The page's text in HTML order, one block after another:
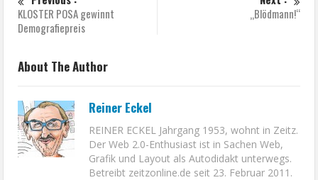
KLOSTER POSA gewinnt
Demografiepreis
„Blödmann!“
About The Author
Reiner Eckel
REINER ECKEL Jahrgang 1953, wohnt in Zeitz.
Der Web 2.0-Enthusiast ist in Sachen Web,
Grafik und Layout als Autodidakt unterwegs.
Betreibt zeitzonline.de seit 23. Februar 2011.